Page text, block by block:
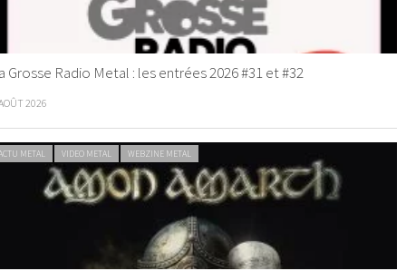
Grosse Radio Metal : les entrées 2026 #31 et #32
2026
METAL VIDEO METAL WEBZINE METAL